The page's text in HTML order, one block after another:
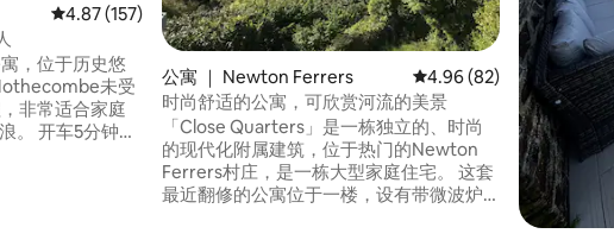
评价
平均评分 4.87 分（满分 5 分），共 157 条评价
4.87 (157)
，位于历史悠
未受
非常适合家庭
。 开车5分钟即
公寓 ｜ Newton Ferrers 平均评分 4.96 分（满分
4.96 (82)
时尚舒适的公寓，可欣赏河流的美景
「Close Quarters」是一栋独立的、时尚
的现代化附属建筑，位于热门的Newton
Ferrers村庄，是一栋大型家庭住宅。 这套
最近翻修的公寓位于一楼，设有带微波炉/